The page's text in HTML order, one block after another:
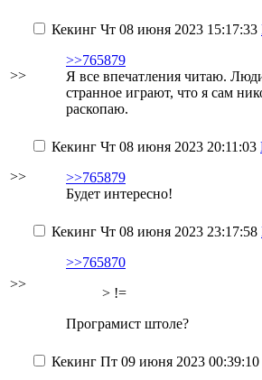
>>
Кекинг Чт 08 июня 2023 15:17:33
>>765879
Я все впечатления читаю.
странное играют, что я сам
раскопаю.
>>
Кекинг Чт 08 июня 2023 20:11:03
>>765879
Будет интересно!
>>
Кекинг Чт 08 июня 2023 23:17:58
>>765870
> !=
Програмист штоле?
Кекинг Пт 09 июня 2023 00:39:10